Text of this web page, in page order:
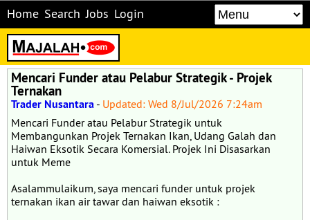
Home Search Jobs Login
Mencari Funder atau Pelabur Strategik - Projek
Ternakan
Trader Nusantara - Updated: Wed 8/Jul/2026 7:24am
Mencari Funder atau Pelabur Strategik untuk
Membangunkan Projek Ternakan Ikan, Udang Galah dan
Haiwan Eksotik Secara Komersial. Projek Ini Disasarkan
untuk Meme
Asalammulaikum, saya mencari funder untuk projek
ternakan ikan air tawar dan haiwan eksotik :